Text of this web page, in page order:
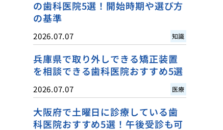
の歯科医院5選！開始時期や選び方
の基準
2026.07.07 知識
兵庫県で取り外しできる矯正装置
を相談できる歯科医院おすすめ5選
2026.07.07 医療
大阪府で土曜日に診療している歯
科医院おすすめ5選！午後受診も可